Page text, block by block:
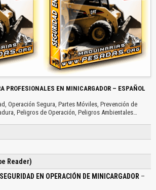
PROFESIONALES EN MINICARGADOR – ESPAÑOL
Operación Segura, Partes Móviles, Prevención de
Peligros de Operación, Peligros Ambientales…
Reader)
SEGURIDAD EN OPERACIÓN DE MINICARGADOR –